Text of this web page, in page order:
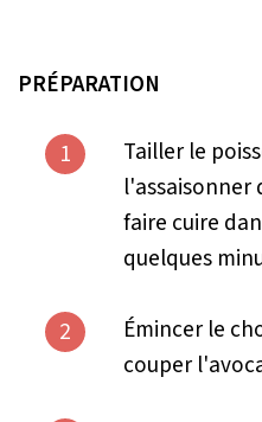
PRÉPARATION
1
Tailler le
l'assaisonner
faire cuire
quelques
2
Émincer le
couper